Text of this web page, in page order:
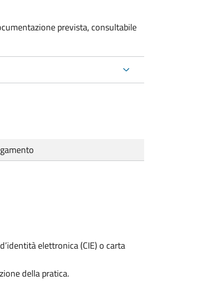
prevista, consultabile
elettronica (CIE) o carta
della pratica.